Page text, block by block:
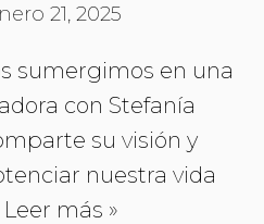
21, 2025
sumergimos en una
con Stefanía
su visión y
nuestra vida
Leer más »